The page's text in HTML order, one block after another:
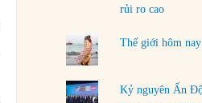
rủi ro cao
Thế giới hôm
Kỷ nguyên Ấn